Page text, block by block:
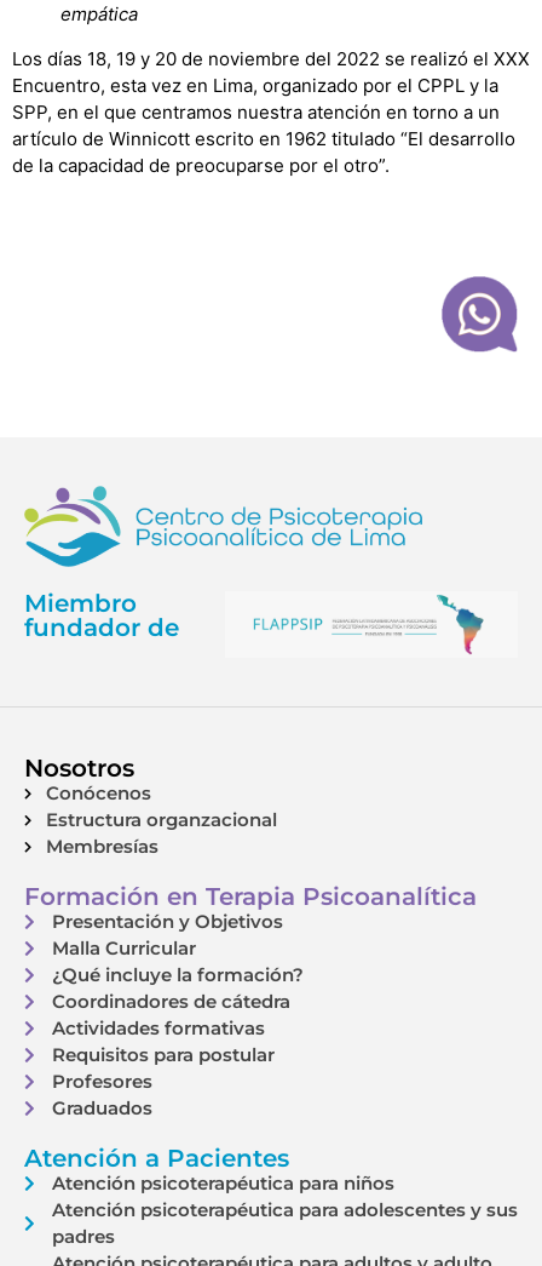
empática
Los días 18, 19 y 20 de noviembre del 2022 se realizó el XXX
Encuentro, esta vez en Lima, organizado por el CPPL y la
SPP, en el que centramos nuestra atención en torno a un
artículo de Winnicott escrito en 1962 titulado “El desarrollo
de la capacidad de preocuparse por el otro”.
Miembro
fundador de
Nosotros
Conócenos
Estructura organzacional
Membresías
Formación en Terapia Psicoanalítica
Presentación y Objetivos
Malla Curricular
¿Qué incluye la formación?
Coordinadores de cátedra
Actividades formativas
Requisitos para postular
Profesores
Graduados
Atención a Pacientes
Atención psicoterapéutica para niños
Atención psicoterapéutica para adolescentes y sus
padres